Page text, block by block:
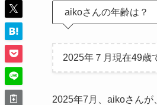
aikoさんの年齢は？
2025年７月現在49歳
2025年7月、aikoさんが